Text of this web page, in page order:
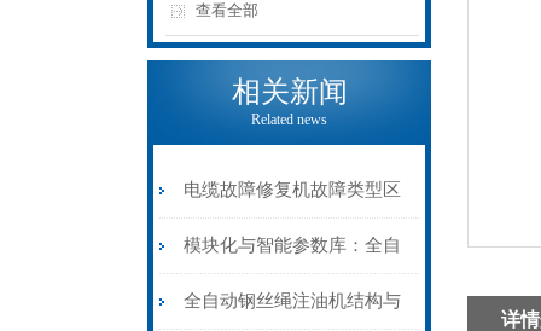
查看全部
相关新闻
Related news
电缆故障修复机故障类型区
分指南：从“绝缘电
阻”到“波形特征”的精准诊
模块化与智能参数库：全自
动电缆修复机的快速换型逻
全自动钢丝绳注油机结构与
详